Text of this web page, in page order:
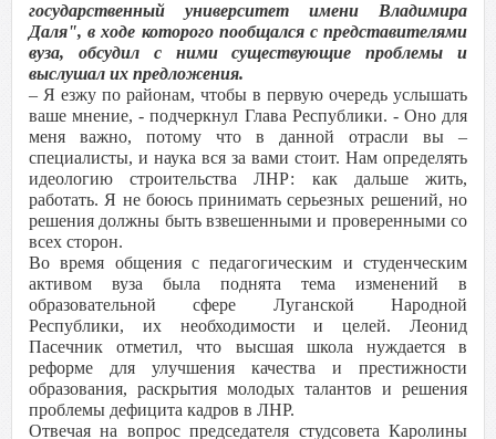
государственный университет имени Владимира
Даля", в ходе которого пообщался с представителями
вуза, обсудил с ними существующие проблемы и
выслушал их предложения.
– Я езжу по районам, чтобы в первую очередь услышать
ваше мнение, - подчеркнул Глава Республики. - Оно для
меня важно, потому что в данной отрасли вы –
специалисты, и наука вся за вами стоит. Нам определять
идеологию строительства ЛНР: как дальше жить,
работать. Я не боюсь принимать серьезных решений, но
решения должны быть взвешенными и проверенными со
всех сторон.
Во время общения с педагогическим и студенческим
активом вуза была поднята тема изменений в
образовательной сфере Луганской Народной
Республики, их необходимости и целей. Леонид
Пасечник отметил, что высшая школа нуждается в
реформе для улучшения качества и престижности
образования, раскрытия молодых талантов и решения
проблемы дефицита кадров в ЛНР.
Отвечая на вопрос председателя студсовета Каролины